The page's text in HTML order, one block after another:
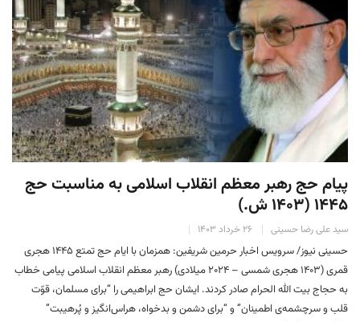
پیام حج رهبر معظم انقلاب اسلامی به مناسبت حج
۱۴۴۵ (۱۴۰۳ ش.)
سید علی رضا حسینی ۲۶ خرداد ۱۴۰۳
حسینی نیوز/ سرویس اخبار حرمین شریفین: همزمان با ایام حج تمتع ۱۴۴۵ هجری
قمری (۱۴۰۳ هجری شمسی – ۲۰۲۴ میلادی) رهبر معظم انقلاب اسلامی پیامی خطاب
به حجاج بیت الله الحرام صادر کردند. ایشان حج ابراهیمی را “برای مسلمان، قوّت
قلب و سرچشمه‌ی اطمینان” و “برای دشمن و بدخواه، هراس‌انگیز و پُرهیبت”